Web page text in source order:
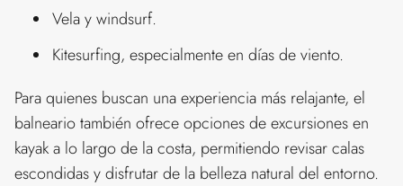
Vela y windsurf.
Kitesurfing, especialmente en días de viento.
Para quienes buscan una experiencia más relajante, el
balneario también ofrece opciones de excursiones en
kayak a lo largo de la costa, permitiendo revisar calas
escondidas y disfrutar de la belleza natural del entorno.